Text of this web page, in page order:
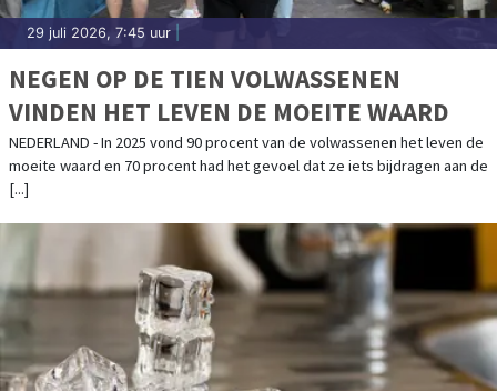
29 juli 2026, 7:45 uur
NEGEN OP DE TIEN VOLWASSENEN
VINDEN HET LEVEN DE MOEITE WAARD
NEDERLAND - In 2025 vond 90 procent van de volwassenen het leven de
moeite waard en 70 procent had het gevoel dat ze iets bijdragen aan de
[...]